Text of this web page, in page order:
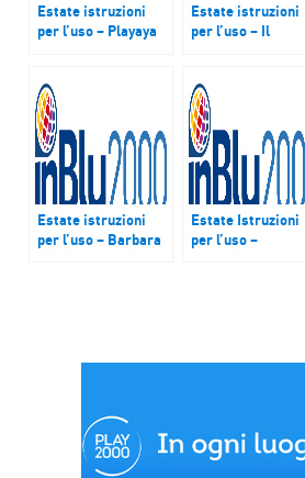
Estate istruzioni
per l’uso – Playaya
Estate istruzioni
per l’uso – Il
Estate istruzioni
per l’uso – Barbara
Estate Istruzioni
per l’uso –